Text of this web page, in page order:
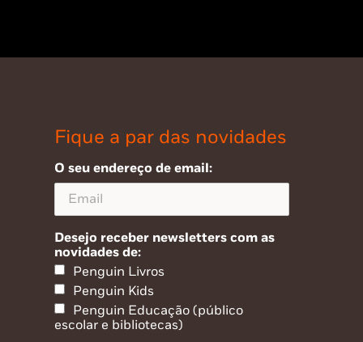
Fique a par das novidades
O seu endereço de email:
Desejo receber newsletters com as
novidades de:
Penguin Livros
Penguin Kids
Penguin Educação (público
escolar e bibliotecas)